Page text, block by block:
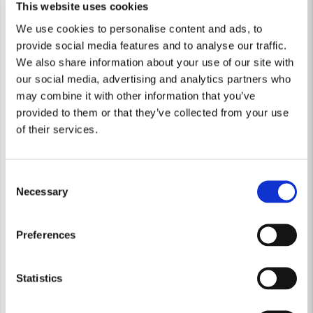
This website uses cookies
We use cookies to personalise content and ads, to
provide social media features and to analyse our traffic.
We also share information about your use of our site with
our social media, advertising and analytics partners who
may combine it with other information that you’ve
provided to them or that they’ve collected from your use
of their services.
Selection
Necessary
Preferences
Statistics
Makita DTD157Z Slagskruvdragare LXT® 18V 1/4" (utan batteri)
Makita DA001GZ